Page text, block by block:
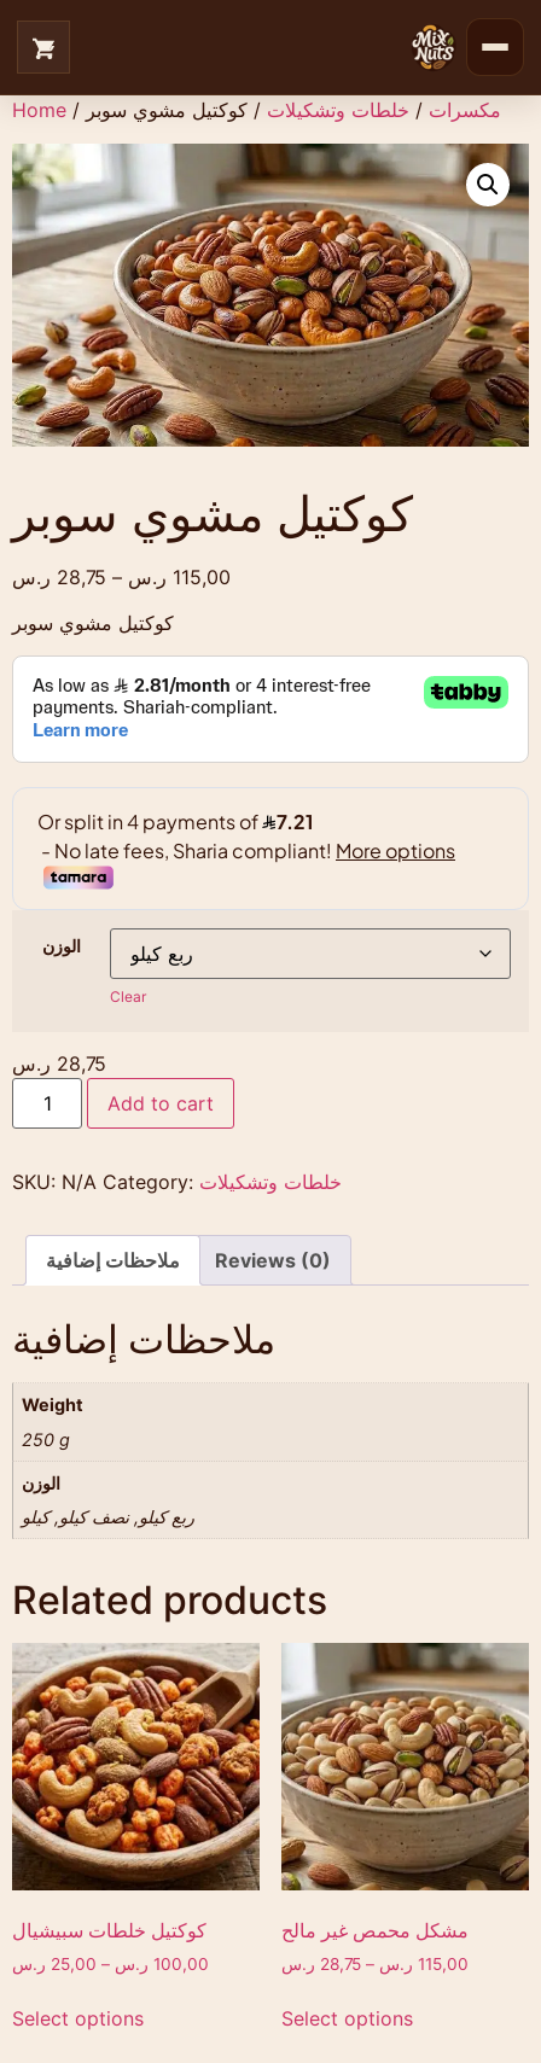
Home / مكسرات / خلطات وتشكيلات / كوكتيل مشوي سوبر
كوكتيل مشوي سوبر
28,75 ر.س – 115,00 ر.س
كوكتيل مشوي سوبر
الوزن
Clear
28,75 ر.س
Add to cart
SKU: N/A Category: خلطات وتشكيلات
ملاحظات إضافية Reviews (0)
ملاحظات إضافية
Weight
250 g
الوزن
ربع كيلو, نصف كيلو, كيلو
Related products
كوكتيل خلطات سبيشيال
25,00 ر.س – 100,00 ر.س
Select options
مشكل محمص غير مالح
28,75 ر.س – 115,00 ر.س
Select options